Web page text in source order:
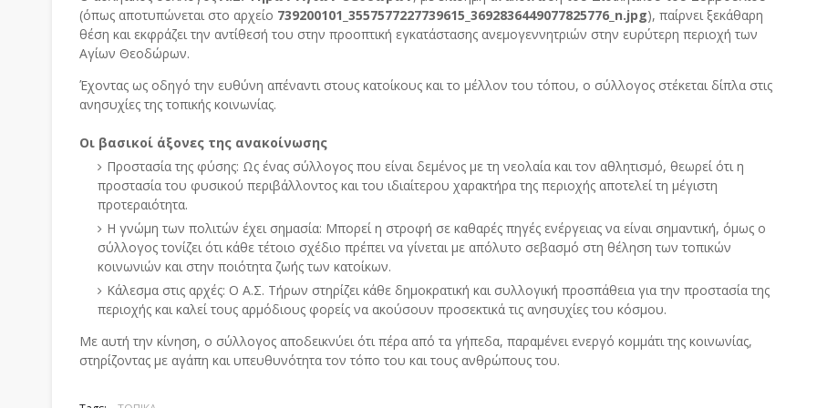
(όπως αποτυπώνεται στο αρχείο 739200101_3557577227739615_3692836449077825776_n.jpg), παίρνει ξεκάθαρη
θέση και εκφράζει την αντίθεσή του στην προοπτική εγκατάστασης ανεμογεννητριών στην ευρύτερη περιοχή των
Αγίων Θεοδώρων.
Έχοντας ως οδηγό την ευθύνη απέναντι στους κατοίκους και το μέλλον του τόπου, ο σύλλογος στέκεται δίπλα στις
ανησυχίες της τοπικής κοινωνίας.
Οι βασικοί άξονες της ανακοίνωσης
Προστασία της φύσης: Ως ένας σύλλογος που είναι δεμένος με τη νεολαία και τον αθλητισμό, θεωρεί ότι η
προστασία του φυσικού περιβάλλοντος και του ιδιαίτερου χαρακτήρα της περιοχής αποτελεί τη μέγιστη
προτεραιότητα.
Η γνώμη των πολιτών έχει σημασία: Μπορεί η στροφή σε καθαρές πηγές ενέργειας να είναι σημαντική, όμως ο
σύλλογος τονίζει ότι κάθε τέτοιο σχέδιο πρέπει να γίνεται με απόλυτο σεβασμό στη θέληση των τοπικών
κοινωνιών και στην ποιότητα ζωής των κατοίκων.
Κάλεσμα στις αρχές: Ο Α.Σ. Τήρων στηρίζει κάθε δημοκρατική και συλλογική προσπάθεια για την προστασία της
περιοχής και καλεί τους αρμόδιους φορείς να ακούσουν προσεκτικά τις ανησυχίες του κόσμου.
Με αυτή την κίνηση, ο σύλλογος αποδεικνύει ότι πέρα από τα γήπεδα, παραμένει ενεργό κομμάτι της κοινωνίας,
στηρίζοντας με αγάπη και υπευθυνότητα τον τόπο του και τους ανθρώπους του.